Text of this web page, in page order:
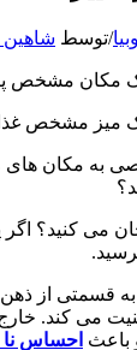
/توسط شاهین
یک مکان مشخص
میز مشخص
به مکان
می کنید؟
قسمتی از
می کند.
باعث احساس نا